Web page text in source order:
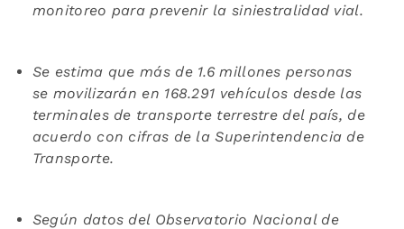
monitoreo para prevenir la siniestralidad vial.
Se estima que más de 1.6 millones personas
se movilizarán en 168.291 vehículos desde las
terminales de transporte terrestre del país, de
acuerdo con cifras de la Superintendencia de
Transporte.
Según datos del Observatorio Nacional de